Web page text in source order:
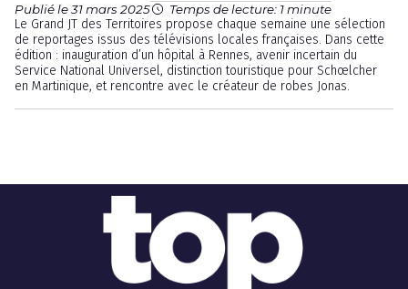
Publié le 31 mars 2025 Temps de lecture: 1 minute
Le Grand JT des Territoires propose chaque semaine une sélection
de reportages issus des télévisions locales françaises. Dans cette
édition : inauguration d’un hôpital à Rennes, avenir incertain du
Service National Universel, distinction touristique pour Schœlcher
en Martinique, et rencontre avec le créateur de robes Jonas.